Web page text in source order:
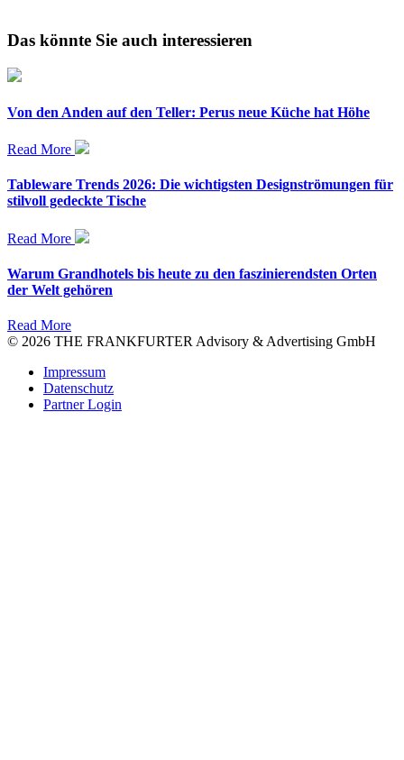
Das könnte Sie auch interessieren
Von den Anden auf den Teller: Perus neue Küche hat Höhe
Read More
Tableware Trends 2026: Die wichtigsten Designströmungen für
stilvoll gedeckte Tische
Read More
Warum Grandhotels bis heute zu den faszinierendsten Orten
der Welt gehören
Read More
© 2026 THE FRANKFURTER Advisory & Advertising GmbH
Impressum
Datenschutz
Partner Login